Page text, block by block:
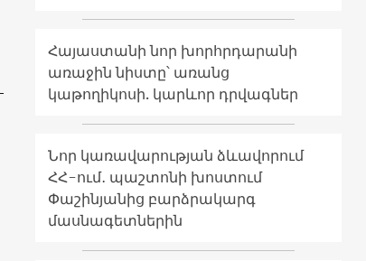
Հայաստանի նոր խորհրդարանի
առաջին նիստը՝ առանց
կաթողիկոսի. կարևոր դրվագներ
Նոր կառավարության ձևավորում
ՀՀ-ում․ պաշտոնի խոստում
Փաշինյանից բարձրակարգ
մասնագետներին